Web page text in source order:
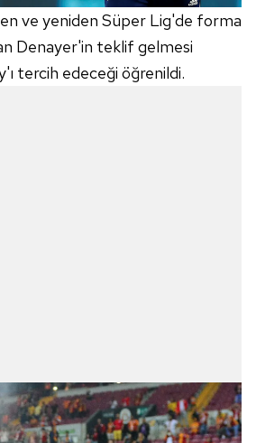
ve yeniden Süper Lig'de forma
Denayer'in teklif gelmesi
tercih edeceği öğrenildi.